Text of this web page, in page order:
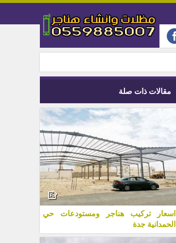
مقالات ذات صلة
اسعار تركيب هناجر ومستودعات حي
الحمدانية جدة